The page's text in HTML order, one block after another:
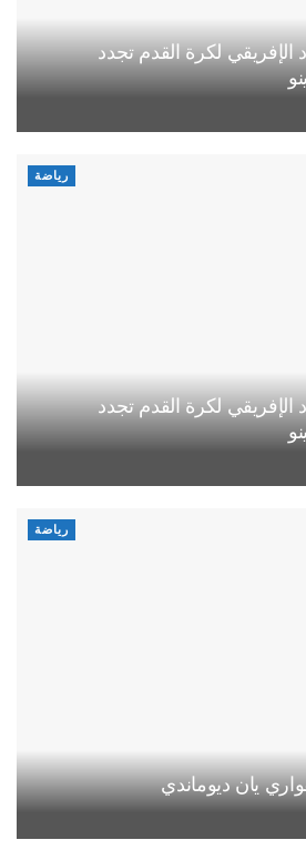
الإفريقي لكرة القدم تجدد
رياضة
الإفريقي لكرة القدم تجدد
رياضة
يان ديوماندي